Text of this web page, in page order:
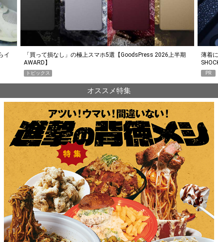
イ
「買って損なし」の極上スマホ5選【GoodsPress 2026上半期
AWARD】
トピックス
薄着
PR
オススメ特集